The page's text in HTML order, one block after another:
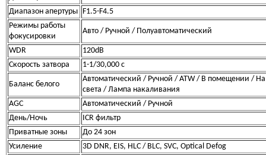
Диапазон апертуры
F1.5-F4.5
Режимы работы
фокусировки
Авто / Ручной / Полуавтоматический
WDR
120dB
Скорость затвора
1-1/30,000 с
Баланс белого
Автоматический / Ручной / ATW / В помещении /
света / Лампа накаливания
AGC
Автоматический / Ручной
День/Ночь
ICR фильтр
Приватные зоны
До 24 зон
Усиление
3D DNR, EIS, HLC / BLC, SVC, Optical Defog